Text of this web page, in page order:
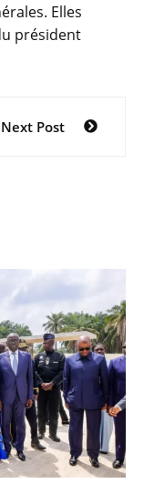
Elles
président
Next Post